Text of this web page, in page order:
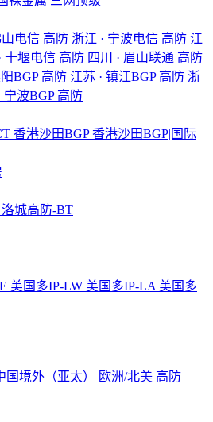
山电信 高防 浙江 · 宁波电信 高防 江
十堰电信 高防 四川 · 眉山联通 高防
BGP 高防 江苏 · 镇江BGP 高防 浙
宁波BGP 高防
香港沙田BGP 香港沙田BGP|国际
洛城高防-BT
美国多IP-LW 美国多IP-LA 美国多
国境外（亚太） 欧洲/北美 高防